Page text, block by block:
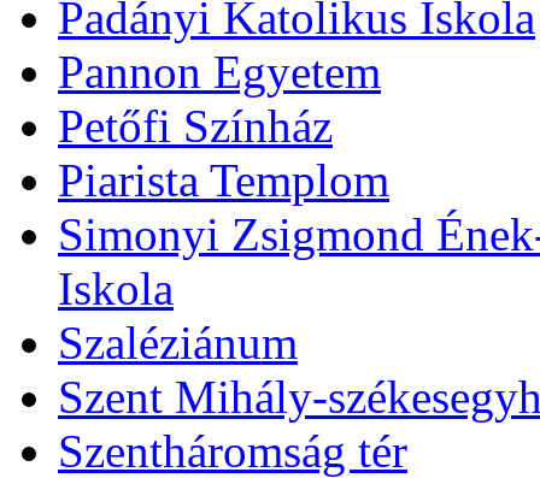
Padányi Katolikus Iskola
Pannon Egyetem
Petőfi Színház
Piarista Templom
Simonyi Zsigmond
Iskola
Szaléziánum
Szent Mihály-
Szentháromság tér